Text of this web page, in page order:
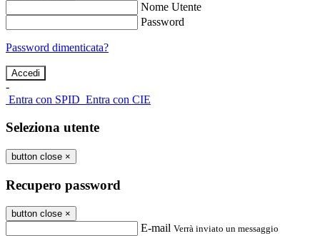
Nome Utente
Password
Password dimenticata?
-
Entra con SPID Entra con CIE
Seleziona utente
button close ×
Recupero password
button close ×
E-mail Verrà inviato un messaggio